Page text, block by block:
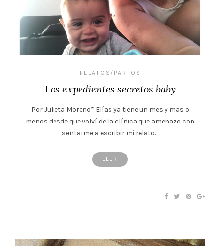
RELATOS/PARTOS
Los expedientes secretos baby
Por Julieta Moreno* Elías ya tiene un mes y mas o
menos desde que volví de la clínica que amenazo con
sentarme a escribir mi relato…
LEER